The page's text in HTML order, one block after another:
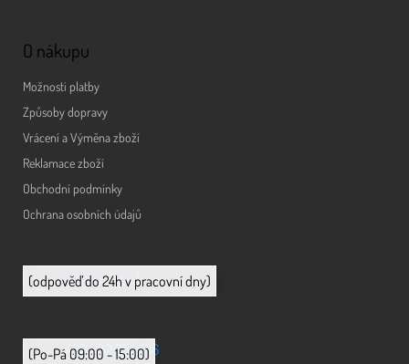
O nákupu
Možnosti platby
Způsoby dopravy
Vrácení a Výměna zboží
Reklamace zboží
Obchodní podmínky
Ochrana osobních údajů
info@animerch.cz
(odpověď do 24h v pracovní dny)
+420 702 851 036
(Po-Pá 09:00 - 15:00)